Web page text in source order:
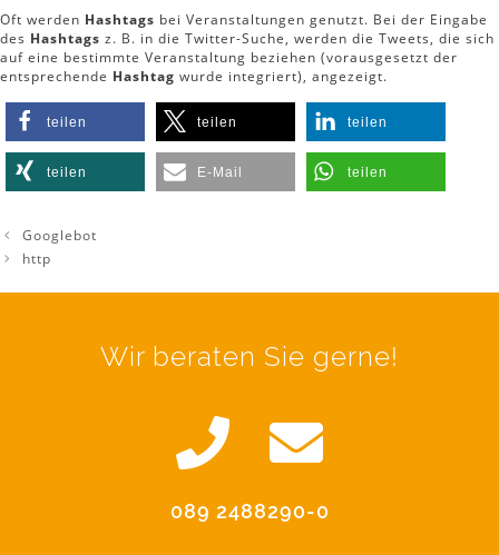
Oft werden Hashtags bei Veranstaltungen genutzt. Bei der Eingabe
des Hashtags z. B. in die Twitter-Suche, werden die Tweets, die sich
auf eine bestimmte Veranstaltung beziehen (vorausgesetzt der
entsprechende Hashtag wurde integriert), angezeigt.
teilen teilen teilen
teilen E-Mail teilen
Googlebot
http
Wir beraten Sie gerne!
089 2488290-0